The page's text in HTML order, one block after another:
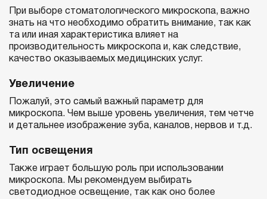
При выборе стоматологического микроскопа, важно
знать на что необходимо обратить внимание, так как
та или иная характеристика влияет на
производительность микроскопа и, как следствие,
качество оказываемых медицинских услуг.
Увеличение
Пожалуй, это самый важный параметр для
микроскопа. Чем выше уровень увеличения, тем четче
и детальнее изображение зуба, каналов, нервов и т.д.
Тип освещения
Также играет большую роль при использовании
микроскопа. Мы рекомендуем выбирать
светодиодное освещение, так как оно более